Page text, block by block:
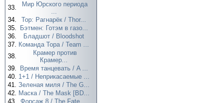
33.
Мир Юрского периода
...
34.
Тор: Рагнарёк / Thor...
35.
Бэтмен: Готэм в газо...
36.
Бладшот / Bloodshot
37. Команда Тора / Team ...
38.
Крамер против
Крамер...
39.
Время танцевать / A ...
40. 1+1 / Неприкасаемые ...
41. Зеленая миля / The G...
42. Маска / The Mask [BD...
43.
Форсаж 8 / The Fate ...